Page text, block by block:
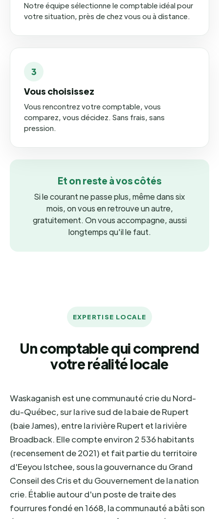
Notre équipe sélectionne le comptable idéal pour
votre situation, près de chez vous ou à distance.
3
Vous choisissez
Vous rencontrez votre comptable, vous
comparez, vous décidez. Sans frais, sans
pression.
Et on reste à vos côtés
Si le courant ne passe plus, même dans six
mois, on vous en retrouve un autre,
gratuitement. On vous accompagne, aussi
longtemps qu'il le faut.
EXPERTISE LOCALE
Un comptable qui comprend
votre réalité locale
Waskaganish est une communauté crie du Nord-
du-Québec, sur la rive sud de la baie de Rupert
(baie James), entre la rivière Rupert et la rivière
Broadback. Elle compte environ 2 536 habitants
(recensement de 2021) et fait partie du territoire
d'Eeyou Istchee, sous la gouvernance du Grand
Conseil des Cris et du Gouvernement de la nation
crie. Établie autour d'un poste de traite des
fourrures fondé en 1668, la communauté a bâti son